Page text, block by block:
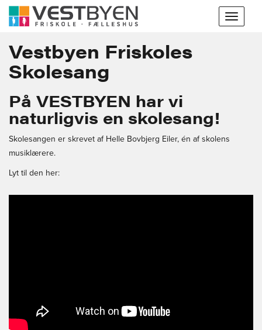
Toggle
Vestbyen Friskoles
Skolesang
På VESTBYEN har vi
naturligvis en skolesang!
Skolesangen er skrevet af Helle Bovbjerg Eiler, én af skolens
musiklærere.
Lyt til den her: